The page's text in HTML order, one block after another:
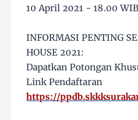
10 April 2021 - 18.00 WIB
INFORMASI PENTING
HOUSE 2021:
Dapatkan Potongan
Link Pendaftaran
https://